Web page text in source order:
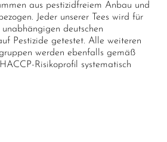
aus pestizidfreiem Anbau und
Jeder unserer Tees wird für
deutschen
Pestizide getestet. Alle weiteren
werden ebenfalls gemäß
Risikoprofil systematisch